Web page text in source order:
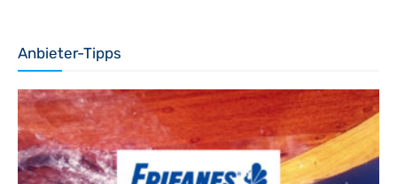
Anbieter-Tipps